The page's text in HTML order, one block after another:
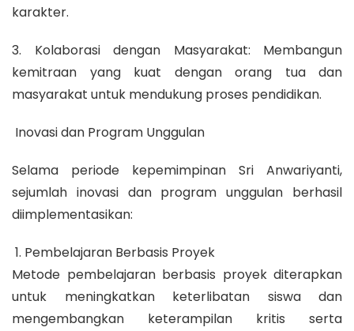
karakter.
3. Kolaborasi dengan Masyarakat: Membangun
kemitraan yang kuat dengan orang tua dan
masyarakat untuk mendukung proses pendidikan.
Inovasi dan Program Unggulan
Selama periode kepemimpinan Sri Anwariyanti,
sejumlah inovasi dan program unggulan berhasil
diimplementasikan:
1. Pembelajaran Berbasis Proyek
Metode pembelajaran berbasis proyek diterapkan
untuk meningkatkan keterlibatan siswa dan
mengembangkan keterampilan kritis serta